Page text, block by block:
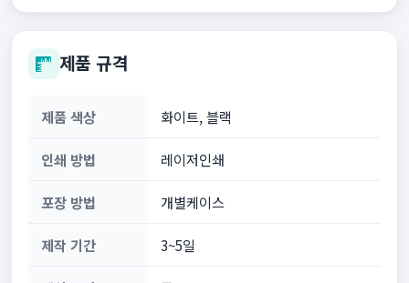
제품 규격
제품 색상 화이트, 블랙
인쇄 방법 레이저인쇄
포장 방법 개별케이스
제작 기간 3~5일